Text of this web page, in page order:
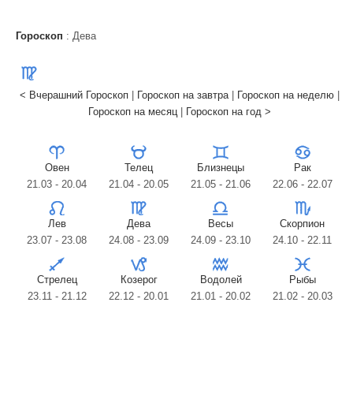
Гороскоп : Дева
< Вчерашний Гороскоп| Гороскоп на завтра Гороскоп на неделю
Гороскоп на месяц
Гороскоп на год >
Овен
21.03 - 20.04
Телец
21.04 - 20.05
Близнецы
21.05 - 21.06
Рак
22.06 - 22.07
Лев
23.07 - 23.08
Дева
24.08 - 23.09
Весы
24.09 - 23.10
Скорпион
24.10 - 22.11
Стрелец
23.11 - 21.12
Козерог
22.12 - 20.01
Водолей
21.01 - 20.02
Рыбы
21.02 - 20.03